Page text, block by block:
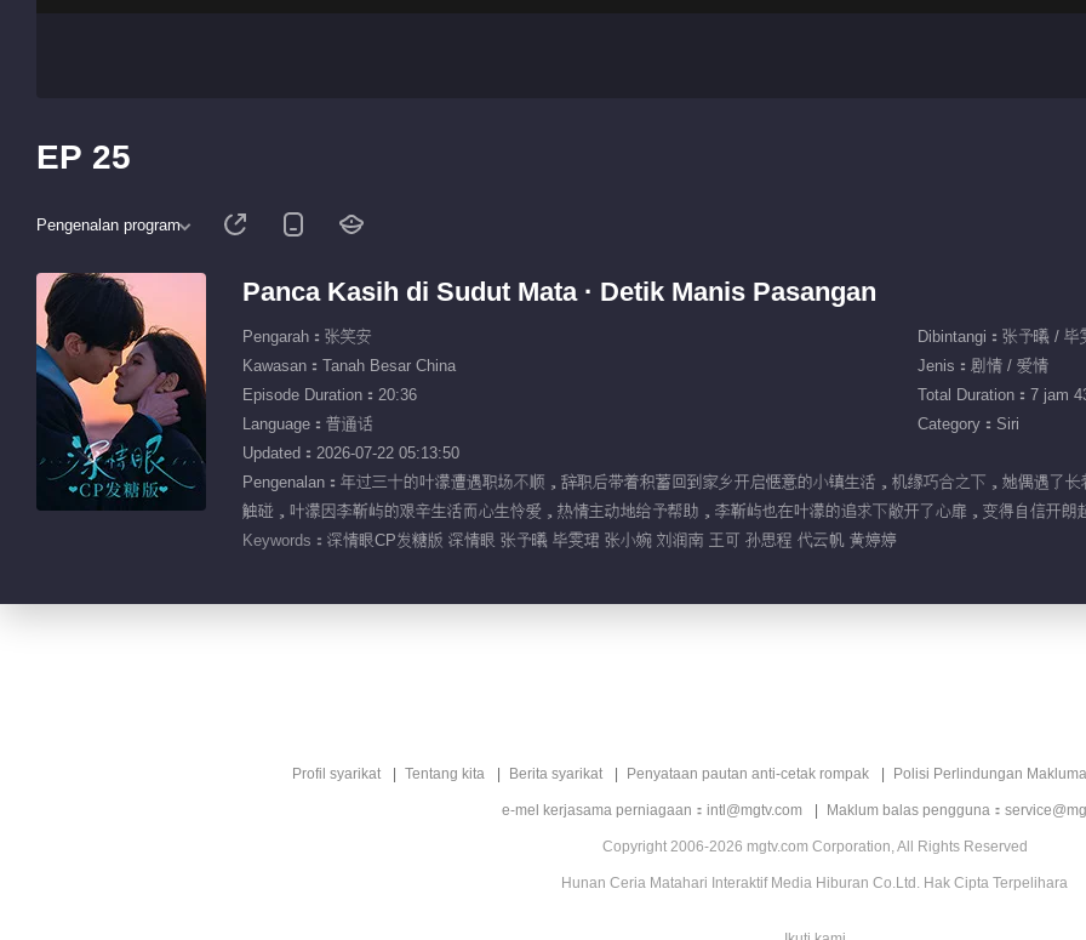
EP 25
Pengenalan program
Panca Kasih di Sudut Mata · Detik Manis Pasangan
Pengarah：张笑安
Dibintangi：张予曦 / 毕
Kawasan：Tanah Besar China
Jenis：剧情 / 爱情
Episode Duration：20:36
Total Duration：7 jam
Language：普通话
Category：Siri
Updated：2026-07-22 05:13:50
Pengenalan：年过三十的叶濛遭遇职场不顺，辞职后带着积蓄回到家乡开启惬意的小镇生活，机缘巧合之下，她偶遇了
触碰，叶濛因李靳屿的艰辛生活而心生怜爱，热情主动地给予帮助，李靳屿也在叶濛的追求下敞开了心扉，变得自信开
Keywords： 深情眼CP发糖版 深情眼 张予曦 毕雯珺 张小婉 刘润南 王可 孙思程 代云帆 黄婷婷
Profil syarikat Tentang kita Berita syarikat Penyataan pautan anti-cetak rompak Polisi Perlindungan
e-mel kerjasama perniagaan：intl@mgtv.com Maklum balas pengguna：
Copyright 2006-2026 mgtv.com Corporation, All Rights Reserved
Hunan Ceria Matahari Interaktif Media Hiburan Co.Ltd. Hak Cipta Terpelihara